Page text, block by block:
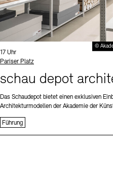
©
Uhrzeit:
17 Uhr
Standort
Pariser Platz
schau depot
Das Schaudepot bietet einen exklusiven
Architekturmodellen der Akademie der
Führung